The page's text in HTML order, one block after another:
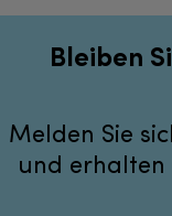
Bleiben
Melden Sie
und erhalten